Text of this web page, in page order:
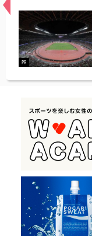
常
PR